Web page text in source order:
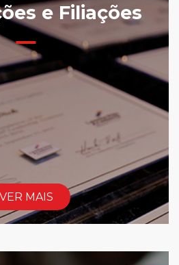
e Filiações
VER MAIS